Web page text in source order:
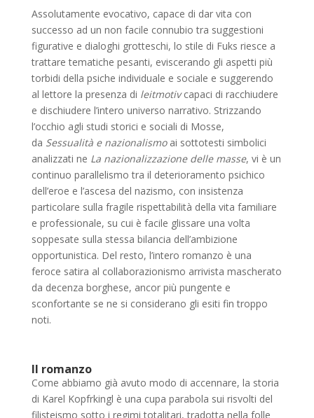
Assolutamente evocativo, capace di dar vita con
successo ad un non facile connubio tra suggestioni
figurative e dialoghi grotteschi, lo stile di Fuks riesce a
trattare tematiche pesanti, eviscerando gli aspetti più
torbidi della psiche individuale e sociale e suggerendo
al lettore la presenza di leitmotivcapaci di racchiudere
e dischiudere l’intero universo narrativo. Strizzando
l’occhio agli studi storici e sociali di Mosse,
da Sessualità e nazionalismoai sottotesti simbolici
analizzati ne La nazionalizzazione delle masse, vi è un
continuo parallelismo tra il deterioramento psichico
dell’eroe e l’ascesa del nazismo, con insistenza
particolare sulla fragile rispettabilità della vita familiare
e professionale, su cui è facile glissare una volta
soppesate sulla stessa bilancia dell’ambizione
opportunistica. Del resto, l’intero romanzo è una
feroce satira al collaborazionismo arrivista mascherato
da decenza borghese, ancor più pungente e
sconfortante se ne si considerano gli esiti fin troppo
noti.
Il romanzo
Come abbiamo già avuto modo di accennare, la storia
di Karel Kopfrkingl è una cupa parabola sui risvolti del
filisteismo sotto i regimi totalitari, tradotta nella folle